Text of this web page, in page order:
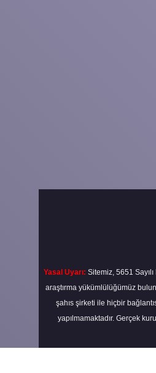
Yasal Uyarı: Sitemiz, 5651
araştırma yükümlülüğümüz
şahıs şirketi ile hiçbir
yapılmamaktadır. Gerçek